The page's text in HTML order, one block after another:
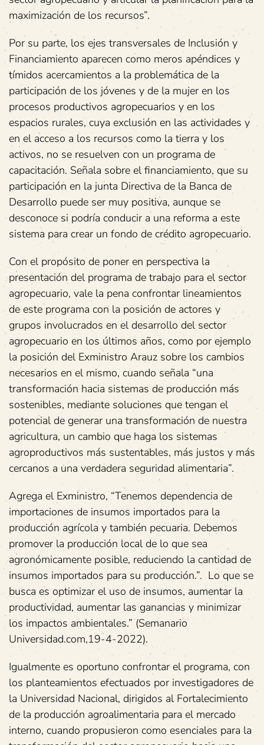
maximización de los recursos”.
Por su parte, los ejes transversales de Inclusión y
Financiamiento aparecen como meros apéndices y
tímidos acercamientos a la problemática de la
participación de los jóvenes y de la mujer en los
procesos productivos agropecuarios y en los
espacios rurales, cuya exclusión en las actividades y
en el acceso a los recursos como la tierra y los
activos, no se resuelven con un programa de
capacitación. Señala sobre el financiamiento, que su
participación en la junta Directiva de la Banca de
Desarrollo puede ser muy positiva, aunque se
desconoce si podría conducir a una reforma a este
sistema para crear un fondo de crédito agropecuario.
Con el propósito de poner en perspectiva la
presentación del programa de trabajo para el sector
agropecuario, vale la pena confrontar lineamientos
de este programa con la posición de actores y
grupos involucrados en el desarrollo del sector
agropecuario en los últimos años, como por ejemplo
la posición del Exministro Arauz sobre los cambios
necesarios en el mismo, cuando señala “una
transformación hacia sistemas de producción más
sostenibles, mediante soluciones que tengan el
potencial de generar una transformación de nuestra
agricultura, un cambio que haga los sistemas
agroproductivos más sustentables, más justos y más
cercanos a una verdadera seguridad alimentaria”.
Agrega el Exministro, “Tenemos dependencia de
importaciones de insumos importados para la
producción agrícola y también pecuaria. Debemos
promover la producción local de lo que sea
agronómicamente posible, reduciendo la cantidad de
insumos importados para su producción.”. Lo que se
busca es optimizar el uso de insumos, aumentar la
productividad, aumentar las ganancias y minimizar
los impactos ambientales.” (Semanario
Universidad.com,19-4-2022).
Igualmente es oportuno confrontar el programa, con
los planteamientos efectuados por investigadores de
la Universidad Nacional, dirigidos al Fortalecimiento
de la producción agroalimentaria para el mercado
interno, cuando propusieron como esenciales para la